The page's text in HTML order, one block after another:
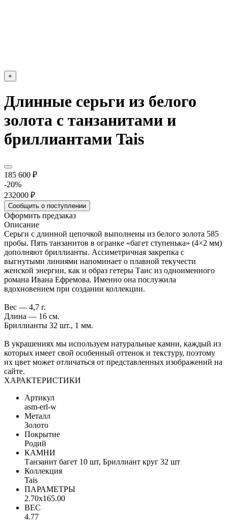
+
Длинные серьги из белого
золота с танзанитами и
бриллиантами Tais
185 600 ₽
-20%
232000 ₽
Сообщить о поступлении
Оформить предзаказ
Описание
Серьги с длинной цепочкой выполнены из белого золота 585
пробы. Пять танзанитов в огранке «багет ступенька» (4×2 мм)
дополняют бриллианты. Ассиметричная закрепка с
выгнутыми линиями напоминает о плавной текучести
женской энергии, как и образ гетеры Таис из одноименного
романа Ивана Ефремова. Именно она послужила
вдохновением при создании коллекции.
Вес — 4,7 г.
Длина — 16 см.
Бриллианты 32 шт., 1 мм.
В украшениях мы используем натуральные камни, каждый из
которых имеет свой особенный оттенок и текстуру, поэтому
их цвет может отличаться от представленных изображений на
сайте.
ХАРАКТЕРИСТИКИ
Артикул
asm-erl-w
Металл
Золото
Покрытие
Родий
КАМНИ
Танзанит багет 10 шт, Бриллиант круг 32 шт
Коллекция
Tais
ПАРАМЕТРЫ
2.70x165.00
ВЕС
4.77